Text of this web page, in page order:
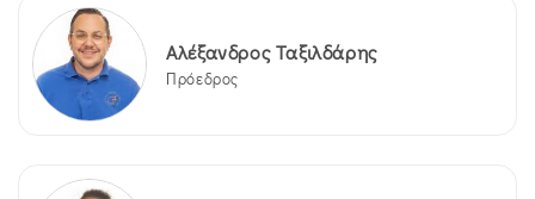
Αλέξανδρος Ταξιλδάρης
Πρόεδρος